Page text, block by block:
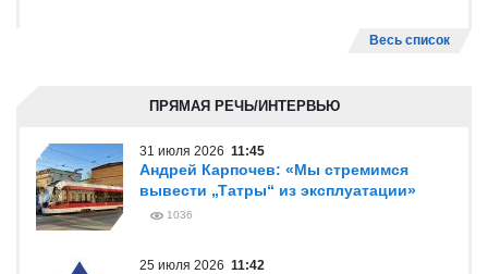
Весь список
ПРЯМАЯ РЕЧЬ/ИНТЕРВЬЮ
31 июля 2026 11:45
Андрей Карпочев: «Мы стремимся
вывести „Татры“ из эксплуатации»
1036
25 июля 2026 11:42